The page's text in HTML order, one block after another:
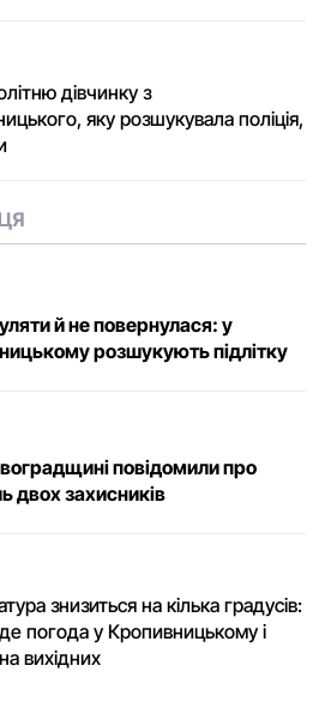
дівчинку з
яку розшукувала поліція,
й не повернулася: у
розшукують підлітку
повідомили про
двох захисників
знизиться на кілька градусів:
погода у Кропивницькому і
вихідних